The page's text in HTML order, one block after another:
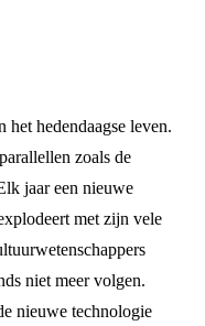
hedendaagse leven.
zoals de
jaar een nieuwe
met zijn vele
niet meer volgen.
nieuwe technologie